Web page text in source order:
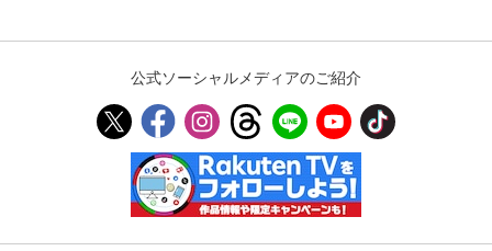
公式ソーシャルメディアのご紹介